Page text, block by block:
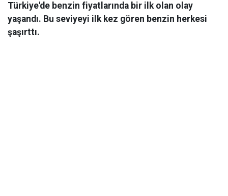
Türkiye'de benzin fiyatlarında bir ilk olan olay
yaşandı. Bu seviyeyi ilk kez gören benzin herkesi
şaşırttı.